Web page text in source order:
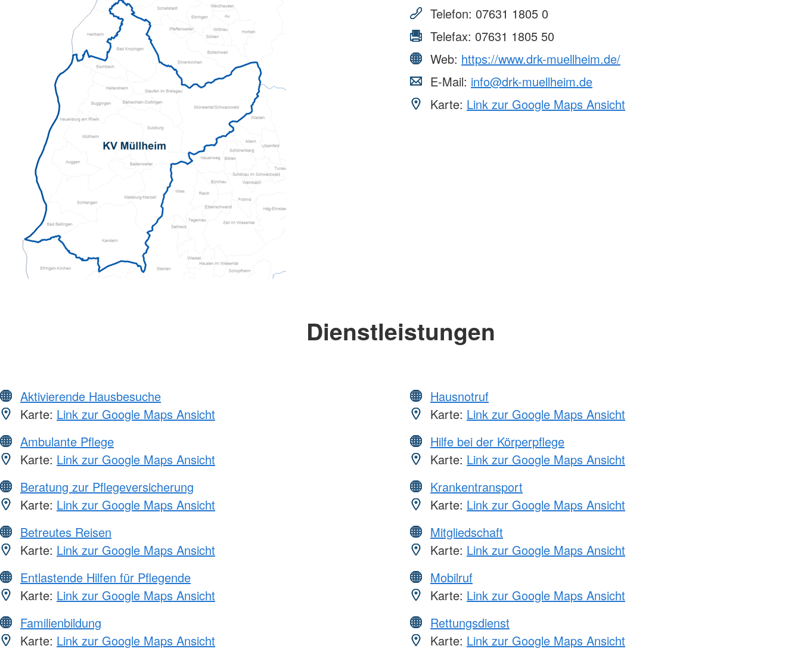
Telefon: 07631 1805 0
Telefax: 07631 1805 50
Web: https://www.drk-muellheim.de/
E-Mail: info@drk-muellheim.de
Karte: Link zur Google Maps Ansicht
Dienstleistungen
Aktivierende Hausbesuche
Karte: Link zur Google Maps Ansicht
Ambulante Pflege
Karte: Link zur Google Maps Ansicht
Beratung zur Pflegeversicherung
Karte: Link zur Google Maps Ansicht
Betreutes Reisen
Karte: Link zur Google Maps Ansicht
Entlastende Hilfen für Pflegende
Karte: Link zur Google Maps Ansicht
Familienbildung
Karte: Link zur Google Maps Ansicht
Hausnotruf
Karte: Link zur Google Maps Ansicht
Hilfe bei der Körperpflege
Karte: Link zur Google Maps Ansicht
Krankentransport
Karte: Link zur Google Maps Ansicht
Mitgliedschaft
Karte: Link zur Google Maps Ansicht
Mobilruf
Karte: Link zur Google Maps Ansicht
Rettungsdienst
Karte: Link zur Google Maps Ansicht